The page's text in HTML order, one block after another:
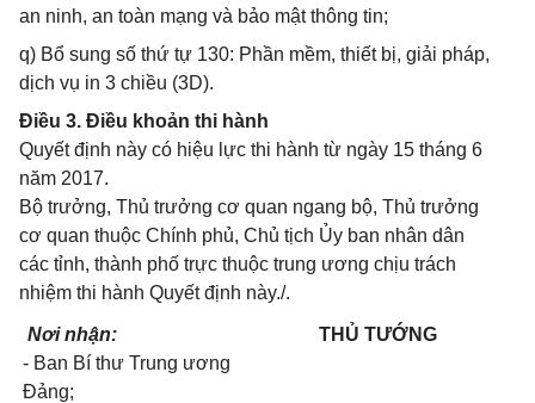
an ninh, an toàn mạng và bảo mật thông tin;
q) Bổ sung số thứ tự 130: Phần mềm, thiết bị, giải pháp,
dịch vụ in 3 chiều (3D).
Điều 3. Điều khoản thi hành
Quyết định này có hiệu lực thi hành từ ngày 15 tháng 6
năm 2017.
Bộ trưởng, Thủ trưởng cơ quan ngang bộ, Thủ trưởng
cơ quan thuộc Chính phủ, Chủ tịch Ủy ban nhân dân
các tỉnh, thành phố trực thuộc trung ương chịu trách
nhiệm thi hành Quyết định này./.
Nơi nhận:
- Ban Bí thư Trung ương
Đảng;
THỦ TƯỚNG